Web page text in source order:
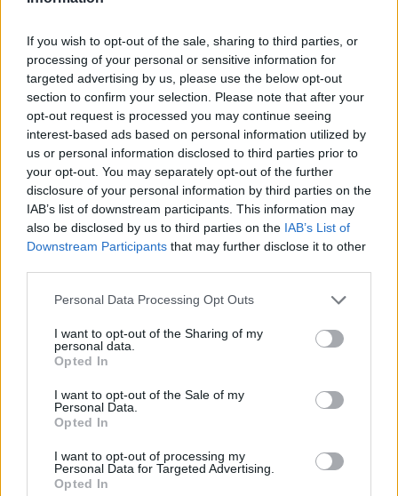
If you wish to opt-out of the sale, sharing to third parties, or
processing of your personal or sensitive information for
targeted advertising by us, please use the below opt-out
section to confirm your selection. Please note that after your
opt-out request is processed you may continue seeing
interest-based ads based on personal information utilized by
us or personal information disclosed to third parties prior to
your opt-out. You may separately opt-out of the further
disclosure of your personal information by third parties on the
IAB’s list of downstream participants. This information may
also be disclosed by us to third parties on the IAB’s List of
Downstream Participants that may further disclose it to other
Personal Data Processing Opt Outs
I want to opt-out of the Sharing of my
personal data.
Opted In
I want to opt-out of the Sale of my
Personal Data.
Opted In
I want to opt-out of processing my
Personal Data for Targeted Advertising.
Opted In
Στην πρώτη του εγκύκλιο "Magnifica Humanitas", ο Πάπας
Λέων ΙΔ’ χρησιμοποιεί την ΤΝ ως αφετηρία για να
καταγγείλει την ανισότητα, τον πόλεμο, τη διάβρωση της
δημοκρατίας και τη συγκέντρωση εξουσίας σε
Διεθνή
Το “Ευρωβαρόμετρο” επιβεβαιώνει την
αβεβαιότητα των πολιτών της Ευρώπης
04.02.26